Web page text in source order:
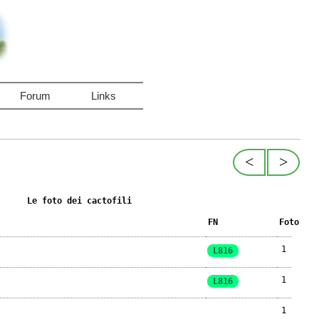
Forum Links
>
<
Le foto dei cactofili
FN Foto
L816 1
L816 1
1